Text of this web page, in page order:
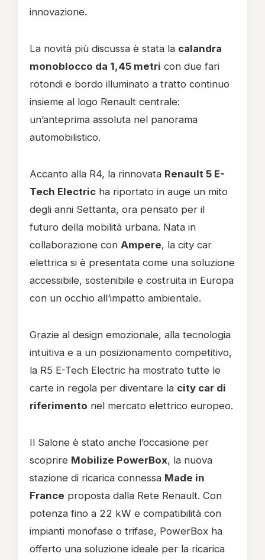
innovazione.
La novità più discussa è stata la calandra
monoblocco da 1,45 metri con due fari
rotondi e bordo illuminato a tratto continuo
insieme al logo Renault centrale:
un’anteprima assoluta nel panorama
automobilistico.
Accanto alla R4, la rinnovata Renault 5 E-
Tech Electric ha riportato in auge un mito
degli anni Settanta, ora pensato per il
futuro della mobilità urbana. Nata in
collaborazione con Ampere, la city car
elettrica si è presentata come una soluzione
accessibile, sostenibile e costruita in Europa
con un occhio all’impatto ambientale.
Grazie al design emozionale, alla tecnologia
intuitiva e a un posizionamento competitivo,
la R5 E-Tech Electric ha mostrato tutte le
carte in regola per diventare la city car di
riferimento nel mercato elettrico europeo.
Il Salone è stato anche l’occasione per
scoprire Mobilize PowerBox, la nuova
stazione di ricarica connessa Made in
France proposta dalla Rete Renault. Con
potenza fino a 22 kW e compatibilità con
impianti monofase o trifase, PowerBox ha
offerto una soluzione ideale per la ricarica